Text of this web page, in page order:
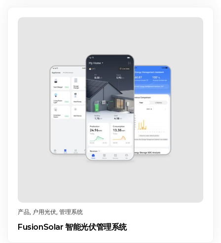
产品, 户用光伏, 管理系统
FusionSolar 智能光伏管理系统